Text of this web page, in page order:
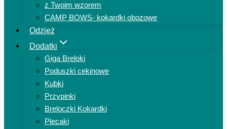
z Twoim wzorem
CAMP BOWS- kokardki obozowe
Odzież
Dodatki
Giga Breloki
Poduszki cekinowe
Kubki
Przypinki
Breloczki Kokardki
Plecaki